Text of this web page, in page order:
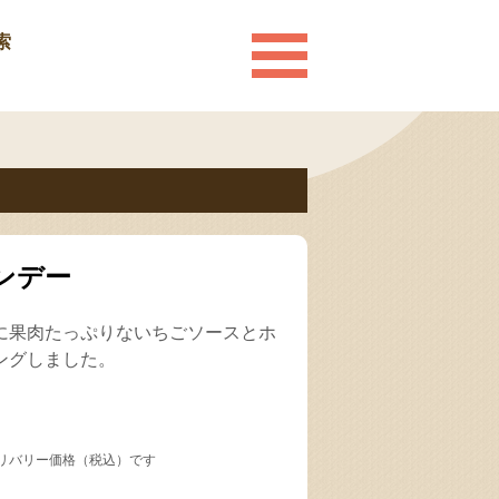
デー
果肉たっぷりないちごソースとホ
しました。
バリー価格（税込）です